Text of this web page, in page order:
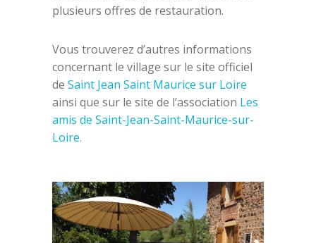
plusieurs offres de restauration.
Vous trouverez d’autres informations
concernant le village sur le site officiel
de Saint Jean Saint Maurice sur Loire
ainsi que sur le site de l’association Les
amis de Saint-Jean-Saint-Maurice-sur-
Loire.